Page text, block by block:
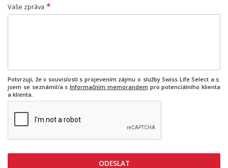
Vaše zpráva *
Potvrzuji, že v souvislosti s projevením zájmu o služby Swiss Life Select a.s.
jsem se seznámil/a s Informačním memorandem pro potenciálního klienta
a klienta.